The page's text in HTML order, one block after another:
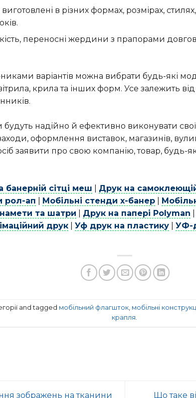
в різних формах, розмірах,
переносні жердини з прапорами
варіантів можна вибрати будь-які
крила та інших форм. Усе залежить
надійно й ефективно виконувати
оформлення виставок, магазинів,
заявити про свою компанію, товар, будь-
банерній сітці меш Друк на
рол-ап Мобільні стенди х-банер|
та шатри Друк на папері Polyman
друк| Уф друк на пластику| УФ-
and tagged мобільний флагшток, мобільні
крапля.
зображень на тканини Що таке